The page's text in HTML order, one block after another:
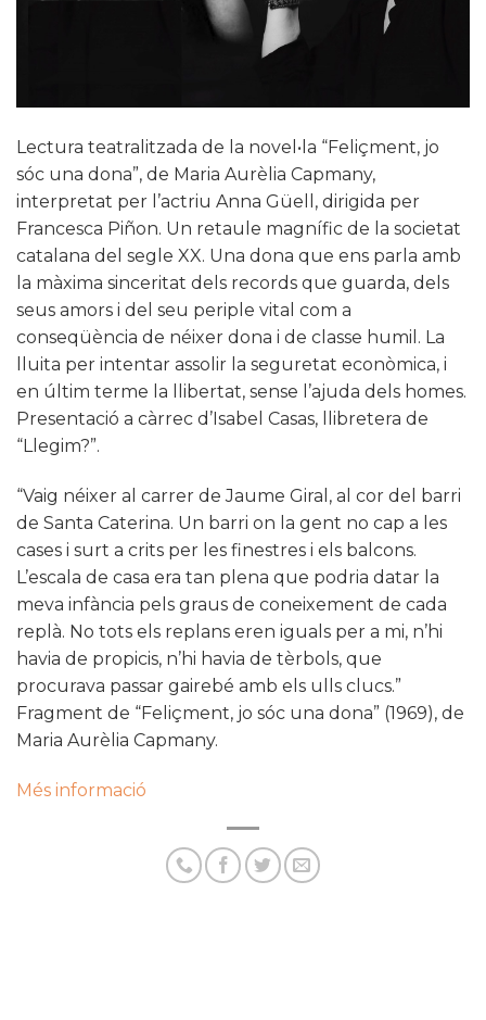
Lectura teatralitzada de la novel•la “Feliçment, jo
sóc una dona”, de Maria Aurèlia Capmany,
interpretat per l’actriu Anna Güell, dirigida per
Francesca Piñon. Un retaule magnífic de la societat
catalana del segle XX. Una dona que ens parla amb
la màxima sinceritat dels records que guarda, dels
seus amors i del seu periple vital com a
conseqüència de néixer dona i de classe humil. La
lluita per intentar assolir la seguretat econòmica, i
en últim terme la llibertat, sense l’ajuda dels homes.
Presentació a càrrec d’Isabel Casas, llibretera de
“Llegim?”.
“Vaig néixer al carrer de Jaume Giral, al cor del barri
de Santa Caterina. Un barri on la gent no cap a les
cases i surt a crits per les finestres i els balcons.
L’escala de casa era tan plena que podria datar la
meva infància pels graus de coneixement de cada
replà. No tots els replans eren iguals per a mi, n’hi
havia de propicis, n’hi havia de tèrbols, que
procurava passar gairebé amb els ulls clucs.”
Fragment de “Feliçment, jo sóc una dona” (1969), de
Maria Aurèlia Capmany.
Més informació